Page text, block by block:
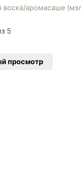
аромасаше
5
просмотр